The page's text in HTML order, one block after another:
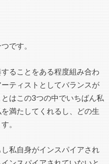
です。
ることをある程度組み合わ
ティストとしてバランスが
はこの3つの中でいちばん私
満たしてくれるし、どの生
。
私自身がインスパイアされ